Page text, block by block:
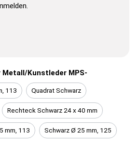
Metall/Kunstleder MPS-
113 Quadrat Schwarz
Rechteck Schwarz 24 x 40 mm
mm, 113 Schwarz Ø 25 mm, 125